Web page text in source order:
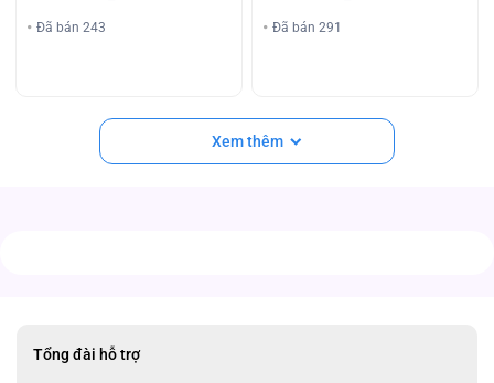
Đã bán 243 Đã bán 291
Xem thêm
Tổng đài hỗ trợ